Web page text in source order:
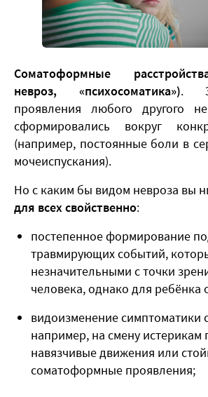
Соматоформные
невроз, «психосоматика»).
проявления любого другого
сформировались вокруг
(например, постоянные боли в
мочеиспускания).
Но с каким бы видом невроза вы
для всех свойственно:
постепенное формирование
травмирующих событий,
незначительными с точки
человека, однако для ребёнка
видоизменение симптоматики
например, на смену истерикам
навязчивые движения или
соматоформные проявления;